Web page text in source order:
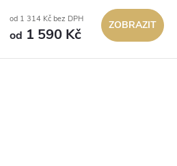
od 1 314 Kč bez DPH
od 1 590 Kč
ZOBRAZIT